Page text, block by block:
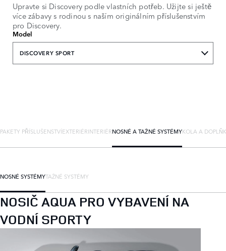
Upravte si Discovery podle vlastních potřeb. Užijte si ještě
více zábavy s rodinou s naším originálním příslušenstvím
pro Discovery.
Model
DISCOVERY SPORT
PAKETY PŘÍSLUŠENSTVÍEXTERIÉRINTERIÉRNOSNÉ A TAŽNÉ SYSTÉMYKOLA A
NOSNÉ SYSTÉMYTAŽNÉ SYSTÉMY
NOSIČ AQUA PRO VYBAVENÍ NA
VODNÍ SPORTY